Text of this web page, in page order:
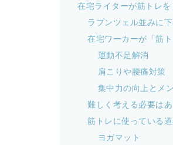
在宅ライターが筋トレ
ラプンツェル並みに
在宅ワーカーが「筋
運動不足解消
肩こりや腰痛対策
集中力の向上とメ
難しく考える必要は
筋トレに使っている
ヨガマット